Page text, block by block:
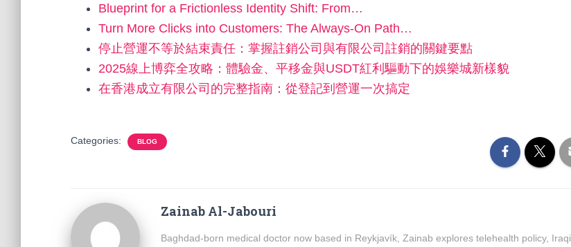
Blueprint for a Frictionless Identity Shift: From…
Turn More Clicks into Customers: The Always-On Path…
停止營運不等於結束責任：掌握註銷公司與有限公司註銷的關鍵要點
2025線上博弈全攻略：體驗金、平移金與USDT紅利驅動下的娛樂城新樣貌
在香港成立有限公司的完整指南：從登記到營運一次搞定
Categories: BLOG
Zainab Al-Jabouri
Baghdad-born medical doctor now based in Reykjavík, Zainab explores telehealth policy, Iraqi